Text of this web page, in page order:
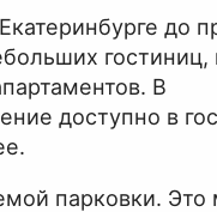
до
гостиниц,
В
доступно в
парковки.